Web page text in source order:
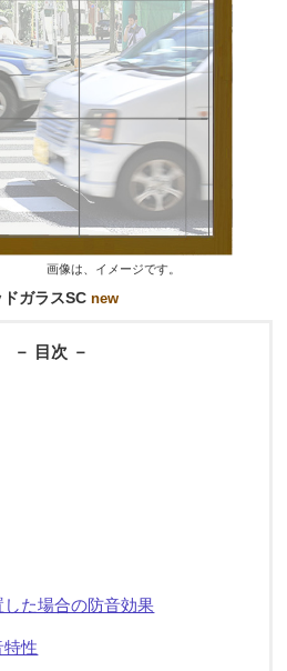
画像は、イメージです。
ドガラスSCnew
－ 目次 －
た場合の防音効果
特性